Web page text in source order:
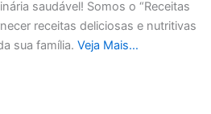
saudável! Somos o “Receitas
receitas deliciosas e nutritivas
sua família. Veja Mais…